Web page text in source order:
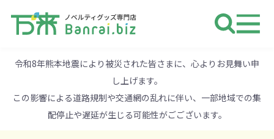
令和8年熊本地震により被災された皆さまに、心よりお見舞い申
し上げます。
この影響による道路規制や交通網の乱れに伴い、一部地域での集
配停止や遅延が生じる可能性がごございます。